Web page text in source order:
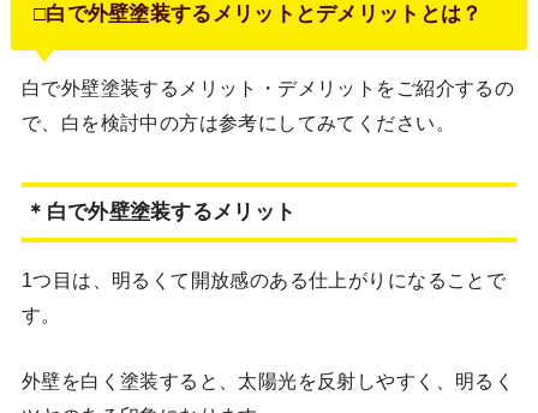
□白で外壁塗装するメリットとデメリットとは？
白で外壁塗装するメリット・デメリットをご紹介するの
で、白を検討中の方は参考にしてみてください。
＊白で外壁塗装するメリット
1つ目は、明るくて開放感のある仕上がりになることで
す。
外壁を白く塗装すると、太陽光を反射しやすく、明るく